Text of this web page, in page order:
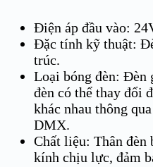
Điện áp đầu vào:
Đặc tính kỹ thuật:
trúc.
Loại bóng đèn: Đèn
đèn có thể thay đổi
khác nhau thông
DMX.
Chất liệu: Thân đèn
kính chịu lực, đảm